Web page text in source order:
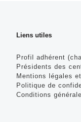
Liens utiles
Profil adhérent
Présidents des
Mentions légales
Politique de
Conditions